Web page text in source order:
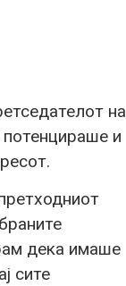
на
и
дека имаше
сите